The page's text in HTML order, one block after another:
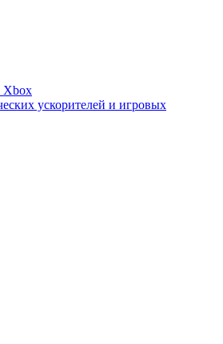
Xbox
ускорителей и игровых